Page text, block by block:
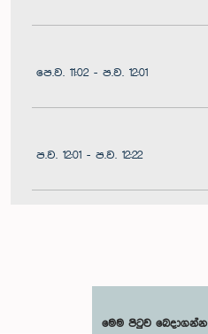
පෙ.ව. 11:02 - ප.ව. 12:01
ප.ව. 12:01 - ප.ව. 12:22
ප.ව. 1:00 - ප.ව. 1:11මෙම පිටුව බෙදාගන්න